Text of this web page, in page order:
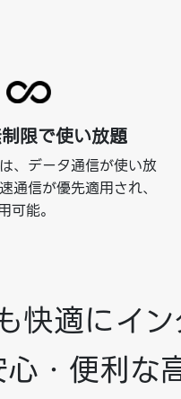
限で使い放題
、データ通信が使い放
通信が優先適用され、
可能。
快適にイ
・便利な